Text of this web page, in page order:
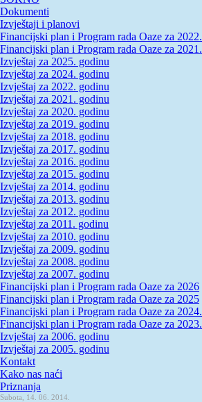
Dokumenti
Izvještaji i planovi
Financijski plan i Program rada Oaze za 2022.
Financijski plan i Program rada Oaze za 2021.
Izvještaj za 2025. godinu
Izvještaj za 2024. godinu
Izvještaj za 2022. godinu
Izvještaj za 2021. godinu
Izvještaj za 2020. godinu
Izvještaj za 2019. godinu
Izvještaj za 2018. godinu
Izvještaj za 2017. godinu
Izvještaj za 2016. godinu
Izvještaj za 2015. godinu
Izvještaj za 2014. godinu
Izvještaj za 2013. godinu
Izvještaj za 2012. godinu
Izvještaj za 2011. godinu
Izvještaj za 2010. godinu
Izvještaj za 2009. godinu
Izvještaj za 2008. godinu
Izvještaj za 2007. godinu
Financijski plan i Program rada Oaze za 2026
Financijski plan i Program rada Oaze za 2025
Financijski plan i Program rada Oaze za 2024.
Financijski plan i Program rada Oaze za 2023.
Izvještaj za 2006. godinu
Izvještaj za 2005. godinu
Kontakt
Kako nas naći
Priznanja
Subota, 14. 06. 2014.